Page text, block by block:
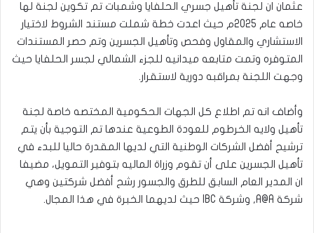
عثمان ان لجنة تأهيل جسري الحلفايا وشمبات تم تكوين لجنة لها
خاصه عام 2025م حيث اعدت خطة شملت مستند الشروط لاختيار
الاستشاري والمقاول وفحص وتأهيل الجسرين وتم حصر المستندات
المتوفره وتمت متابعه ميدانيه للجزء الشمالي لجسر الحلفايا حيث
وجهت اللجنة بمراقبه دورية لاستقرار.
وأضاف انه تم اطلاع كل الجهات الحكومية المختصه خاصة لجنة
تأهيل ولايه الخرطوم للعودة الطوعية عندها تم التوجية بأن يتم
ترشيح أفضل الشركات الوطنية التي لديها المقدرة حاليا للبدء في
تأهيل الجسرين على أن تقوم وزراة الماليه بتوفير التمويل، مضيفا
ان المدير العام السابق للطرق والجسور رشح أفضل شركتين وهي
شركة A@A, وشركة IBC حيث لديهما الخبرة في هذا المجال.